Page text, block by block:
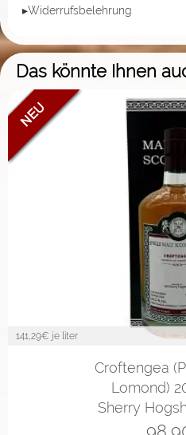
▸Widerrufsbelehrung
Das könnte Ihnen
141,29€ je liter
Croftengea
Lomond)
Sherry